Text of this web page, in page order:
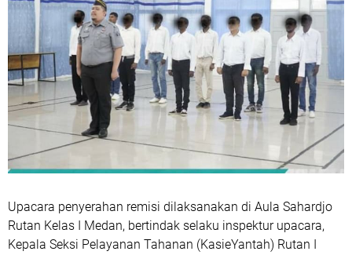
Upacara penyerahan remisi dilaksanakan di Aula Sahardjo
Rutan Kelas I Medan, bertindak selaku inspektur upacara,
Kepala Seksi Pelayanan Tahanan (KasieYantah) Rutan I